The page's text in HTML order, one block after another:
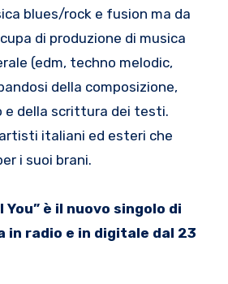
blues/rock e fusion ma da
di produzione di musica
(edm, techno melodic,
della composizione,
e della scrittura dei testi.
italiani ed esteri che
i suoi brani.
You” è il nuovo singolo di
in radio e in digitale dal 23